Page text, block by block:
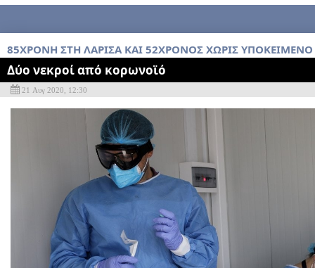
85ΧΡΟΝΗ ΣΤΗ ΛΑΡΙΣΑ ΚΑΙ 52ΧΡΟΝΟΣ ΧΩΡΙΣ
Δύο νεκροί από κορωνοϊό
21 Αυγ 2020, 12:30